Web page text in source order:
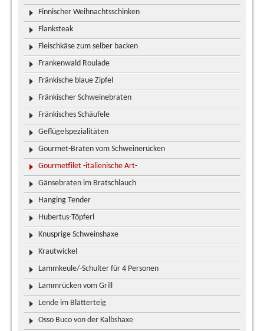
Finnischer Weihnachtsschinken
Flanksteak
Fleischkäse zum selber backen
Frankenwald Roulade
Fränkische blaue Zipfel
Fränkischer Schweinebraten
Fränkisches Schäufele
Geflügelspezialitäten
Gourmet-Braten vom Schweinerücken
Gourmetfilet -italienische Art-
Gänsebraten im Bratschlauch
Hanging Tender
Hubertus-Töpferl
Knusprige Schweinshaxe
Krautwickel
Lammkeule/-Schulter für 4 Personen
Lammrücken vom Grill
Lende im Blätterteig
Osso Buco von der Kalbshaxe